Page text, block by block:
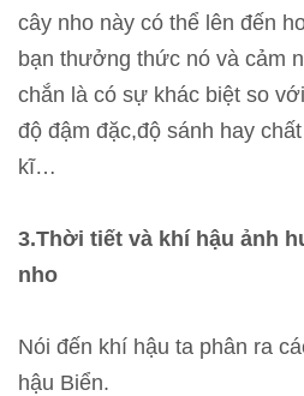
cây nho này có thể lên đến
bạn thưởng thức nó và cảm
chắn là có sự khác biệt so
độ đậm đặc,độ sánh hay
kĩ…
3.Thời tiết và khí hậu ảnh
nho
Nói đến khí hậu ta phân ra
hậu Biển.